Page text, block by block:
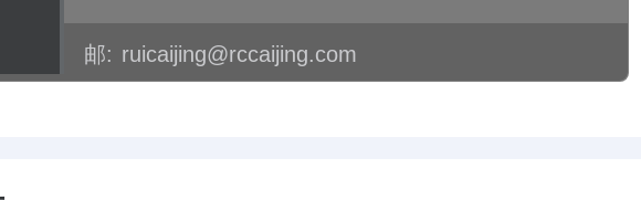
邮: ruicaijing@rccaijing.com